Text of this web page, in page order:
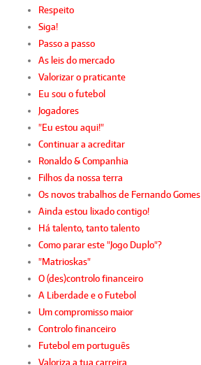
Respeito
Siga!
Passo a passo
As leis do mercado
Valorizar o praticante
Eu sou o futebol
Jogadores
"Eu estou aqui!"
Continuar a acreditar
Ronaldo & Companhia
Filhos da nossa terra
Os novos trabalhos de Fernando Gomes
Ainda estou lixado contigo!
Há talento, tanto talento
Como parar este "Jogo Duplo"?
"Matrioskas"
O (des)controlo financeiro
A Liberdade e o Futebol
Um compromisso maior
Controlo financeiro
Futebol em português
Valoriza a tua carreira